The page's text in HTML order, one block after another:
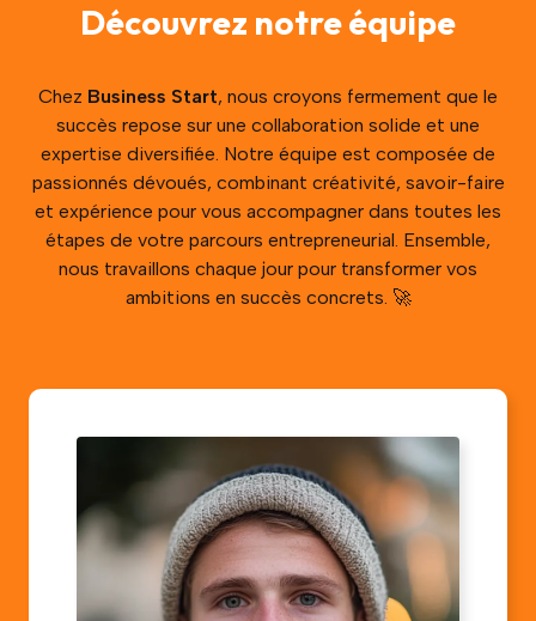
Découvrez notre équipe
Chez Business Start, nous croyons fermement que le
succès repose sur une collaboration solide et une
expertise diversifiée. Notre équipe est composée de
passionnés dévoués, combinant créativité, savoir-faire
et expérience pour vous accompagner dans toutes les
étapes de votre parcours entrepreneurial. Ensemble,
nous travaillons chaque jour pour transformer vos
ambitions en succès concrets. 🚀